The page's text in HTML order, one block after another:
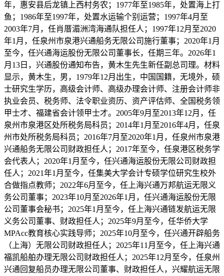
年，惠安县后龙镇上西村务农；1977年至1985年，处置海上打
鱼；1986年至1997年，处置水运输个别运营；1997年4月至
2003年7月，任肖厝湄洲湾海通队担任人；1997年12月至2020
年1月，任泉州市泉港兴通船务无限公司施行董事；2020年1月
至今，任兴通海运股份无限公司董事长，任期三年。2026年1
月13日，兴通股份通知布告，黄木生先生新任副总司理。材料
显示，黄木生，男，1979年12月出生，中国国籍，无境外，硕
士研究生学历，高级会计师、高级办理会计师、注册会计师非
执业会员、税务师、法令职业资历、资产评估师、全国税务领
甲士才、福建省会计领甲士才。2005年9月至2013年12月，任
泉州市泉港区处所税务局科员；2014年1月至2016年4月，任泉
州市处所税务局科员；2016年7月至2020年1月，任泉州市泉港
兴通船务无限公司财政担任人；2017年至今，任泉港区税务学
会代表人；2020年1月至今，任兴通海运股份无限公司财政担
任人；2021年1月至今，任集美大学会计专硕学位研究生校外
合做指点教师；2022年6月至今，任上海兴通万邦航运无限义
务公司董事；2023年10月至2026年1月，任兴通海运股份无限
公司董事会秘书；2025年1月至今，任上海兴通链发航运无限
义务公司董事、财政担任人；2025年9月至今，任华侨大学
MPAcc教育核心实践导师；2025年10月至今，任兴通开辟船务
（上海）无限公司财政担任人；2025年11月至今，任上海兴通
福凯船舶办理无限公司财政担任人；2025年12月至今，任泉州
兴通回复船员办理无限公司董事、财政担任人，兴耀航运无限